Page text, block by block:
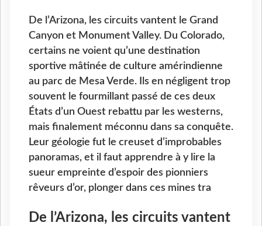
De l’Arizona, les circuits vantent le Grand
Canyon et Monument Valley. Du Colorado,
certains ne voient qu’une destination
sportive mâtinée de culture amérindienne
au parc de Mesa Verde. Ils en négligent trop
souvent le fourmillant passé de ces deux
États d’un Ouest rebattu par les westerns,
mais finalement méconnu dans sa conquête.
Leur géologie fut le creuset d’improbables
panoramas, et il faut apprendre à y lire la
sueur empreinte d’espoir des pionniers
rêveurs d’or, plonger dans ces mines tra
De l’Arizona, les circuits vantent